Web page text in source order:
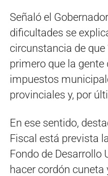
Señaló el
dificultades se
circunstancia de que
primero que la gente
impuestos
provinciales y, por
En ese sentido,
Fiscal está prevista
Fondo de Desarrollo
hacer cordón